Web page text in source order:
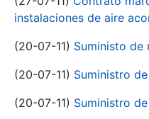
instalaciones de aire
(20-07-11) Suministo de
(20-07-11) Suministro
(20-07-11) Suministro